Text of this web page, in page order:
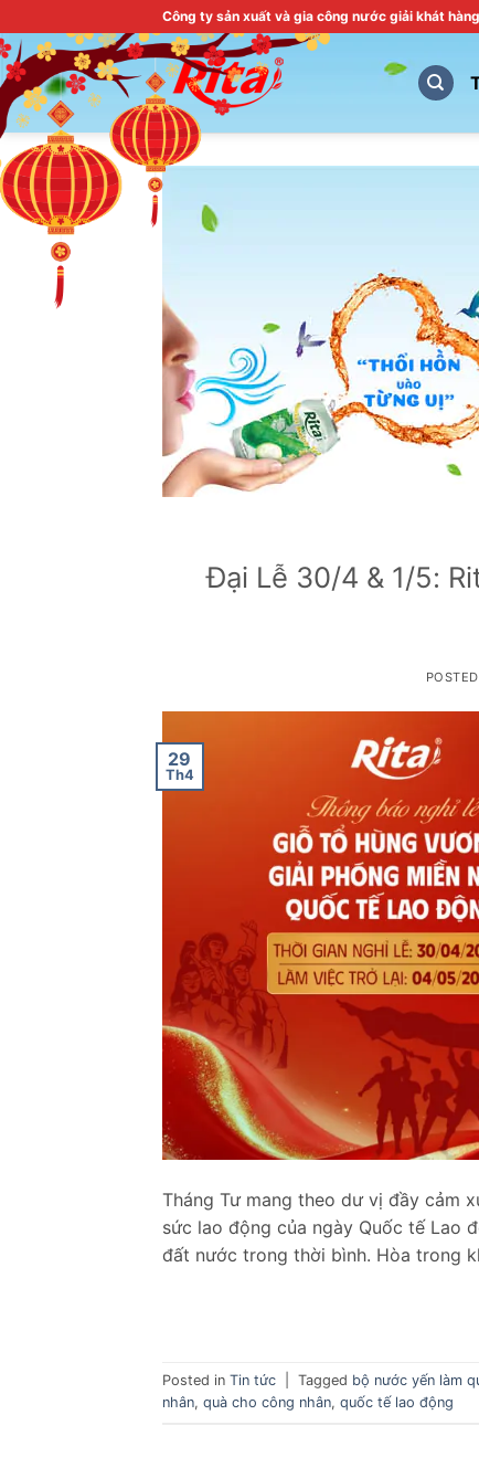
to
content
Công ty sản xuất và gia công nước giải khát
Đại Lễ 30/4 & 1/5:
29
Th4
Tháng Tư mang theo dư vị đầy cảm
sức lao động của ngày Quốc tế Lao
đất nước trong thời bình. Hòa trong
Posted in Tin tức Tagged bộ nước yến làm
nhân, quà cho công nhân, quốc tế lao động